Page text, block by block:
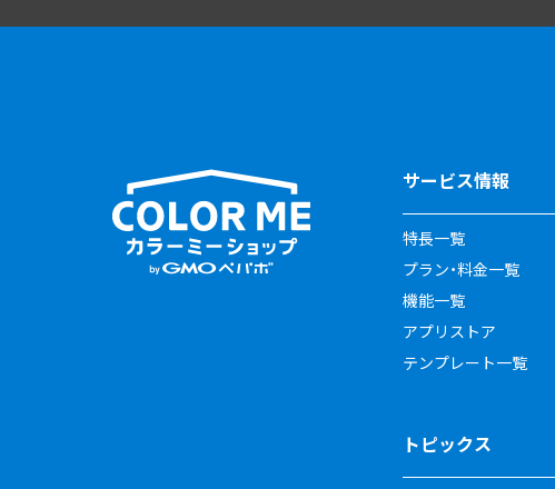
サービス情報
特長一覧
プラン・料金一覧
機能一覧
アプリストア
テンプレート一覧
トピックス